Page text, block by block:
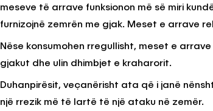
meseve të arrave funksionon më së miri
furnizojnë zemrën me gjak. Meset e arrave
Nëse konsumohen rregullisht, meset e
gjakut dhe ulin dhimbjet e kraharorit.
Duhanpirësit, veçanërisht ata që i janë
një rrezik më të lartë të një ataku në zemër.